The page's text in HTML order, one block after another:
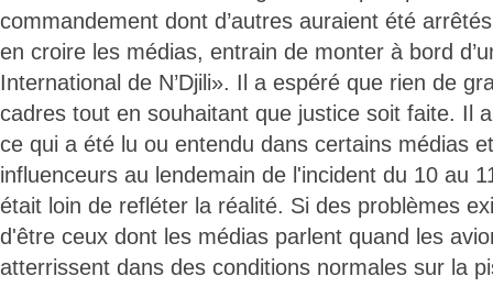
commandement dont d’autres auraient été
en croire les médias, entrain de monter à bord
International de N’Djili». Il a espéré que rien de
cadres tout en souhaitant que justice soit faite. Il
ce qui a été lu ou entendu dans certains médias
influenceurs au lendemain de l'incident du 10 au
était loin de refléter la réalité. Si des problèmes
d'être ceux dont les médias parlent quand les
atterrissent dans des conditions normales sur la